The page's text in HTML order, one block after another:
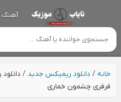
آهنگ
خانه/ دانلود ریمیکس جدید /
فرفری چشمون خماری